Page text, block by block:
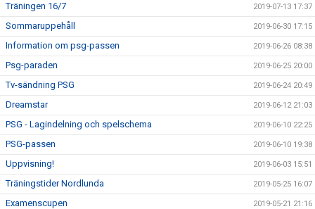
Träningen 16/7 2019-07-13 17:37
Sommaruppehåll 2019-06-30 17:15
Information om psg-passen 2019-06-26 08:38
Psg-paraden 2019-06-25 20:00
Tv-sändning PSG 2019-06-24 20:49
Dreamstar 2019-06-12 21:03
PSG - Lagindelning och spelschema 2019-06-10 22:25
PSG-passen 2019-06-10 19:38
Uppvisning! 2019-06-03 15:51
Träningstider Nordlunda 2019-05-25 16:07
Examenscupen 2019-05-21 21:16